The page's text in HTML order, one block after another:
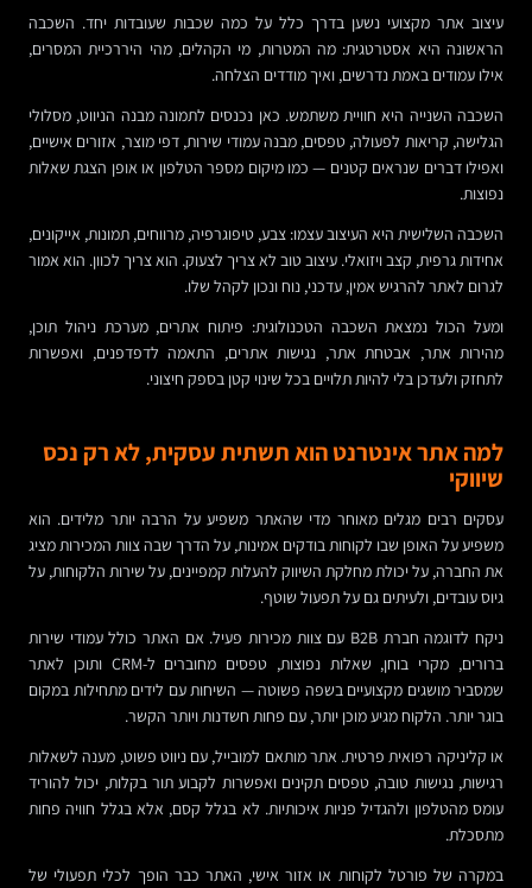
עיצוב אתר מקצועי נשען בדרך כלל על כמה שכבות שעובדות יחד. השכבה
הראשונה היא אסטרטגית: מה המטרות, מי הקהלים, מהי היררכיית המסרים,
אילו עמודים באמת נדרשים, ואיך מודדים הצלחה.
השכבה השנייה היא חוויית משתמש. כאן נכנסים לתמונה מבנה הניווט, מסלולי
הגלישה, קריאות לפעולה, טפסים, מבנה עמודי שירות, דפי מוצר, אזורים אישיים,
ואפילו דברים שנראים קטנים — כמו מיקום מספר הטלפון או אופן הצגת שאלות
נפוצות.
השכבה השלישית היא העיצוב עצמו: צבע, טיפוגרפיה, מרווחים, תמונות, אייקונים,
אחידות גרפית, קצב ויזואלי. עיצוב טוב לא צריך לצעוק. הוא צריך לכוון. הוא אמור
לגרום לאתר להרגיש אמין, עדכני, נוח ונכון לקהל שלו.
ומעל הכול נמצאת השכבה הטכנולוגית: פיתוח אתרים, מערכת ניהול תוכן,
מהירות אתר, אבטחת אתר, נגישות אתרים, התאמה לדפדפנים, ואפשרות
לתחזק ולעדכן בלי להיות תלויים בכל שינוי קטן בספק חיצוני.
למה אתר אינטרנט הוא תשתית עסקית, לא רק נכס
שיווקי
עסקים רבים מגלים מאוחר מדי שהאתר משפיע על הרבה יותר מלידים. הוא
משפיע על האופן שבו לקוחות בודקים אמינות, על הדרך שבה צוות המכירות מציג
את החברה, על יכולת מחלקת השיווק להעלות קמפיינים, על שירות הלקוחות, על
גיוס עובדים, ולעיתים גם על תפעול שוטף.
ניקח לדוגמה חברת B2B עם צוות מכירות פעיל. אם האתר כולל עמודי שירות
ברורים, מקרי בוחן, שאלות נפוצות, טפסים מחוברים ל-CRM ותוכן לאתר
שמסביר מושגים מקצועיים בשפה פשוטה — השיחות עם לידים מתחילות במקום
בוגר יותר. הלקוח מגיע מוכן יותר, עם פחות חשדנות ויותר הקשר.
או קליניקה רפואית פרטית. אתר מותאם למובייל, עם ניווט פשוט, מענה לשאלות
רגישות, נגישות טובה, טפסים תקינים ואפשרות לקבוע תור בקלות, יכול להוריד
עומס מהטלפון ולהגדיל פניות איכותיות. לא בגלל קסם, אלא בגלל חוויה פחות
מתסכלת.
במקרה של פורטל לקוחות או אזור אישי, האתר כבר הופך לכלי תפעולי של